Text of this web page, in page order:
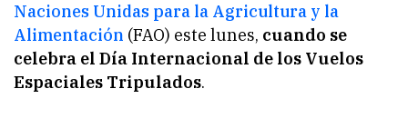
Naciones Unidas para la Agricultura y la
Alimentación (FAO) este lunes, cuando se
celebra el Día Internacional de los Vuelos
Espaciales Tripulados.